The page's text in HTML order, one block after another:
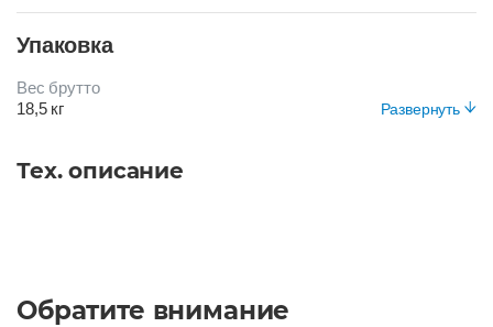
СВ-КОРИЧНЕВЫЙ
Упаковка
Развернуть
Вес брутто
18,5 кг
Рулон в пэ пленке
Тех. описание
Обратите внимание